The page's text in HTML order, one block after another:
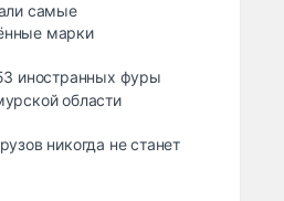
самые
марки
иностранных фуры
области
никогда не станет